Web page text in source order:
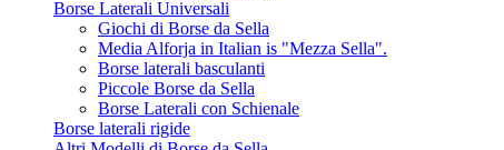
Borse Laterali Universali
Giochi di Borse da Sella
Media Alforja in Italian is "Mezza Sella".
Borse laterali basculanti
Piccole Borse da Sella
Borse Laterali con Schienale
Borse laterali rigide